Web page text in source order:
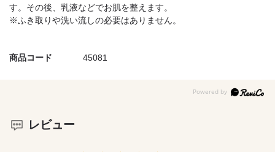
商品コード 45081
す。その後、乳液などでお肌を整えます。
※ふき取りや洗い流しの必要はありません。
レビュー